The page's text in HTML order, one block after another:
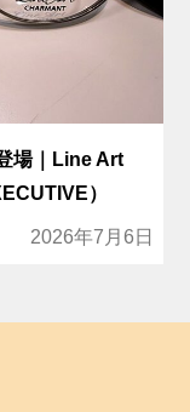
場｜Line Art
）
2026年7月6日